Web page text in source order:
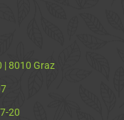
| 8010 Graz
20